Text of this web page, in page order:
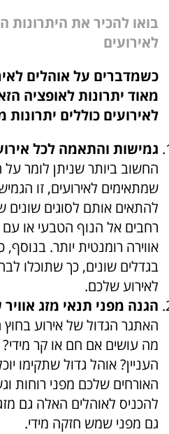
בואו להכיר את היתרונות
לאירועים
כשמדברים על אוהלים
מאוד יתרונות לאופציה
לאירועים כוללים יתרונות
גמישות והתאמה לכל
החשוב ביותר שניתן לומר על
שמתאימים לאירועים, זו
להתאים אותם לסוגים שונים
רחבים אל הנוף הטבעי או עם
אווירה רומנטית יותר.
בגדלים שונים, כך שתוכלו
לאירוע שלכם.
הגנה מפני תנאי מזג אוויר
האתגר הגדול של אירוע
מה עושים אם חם או קר
העניין? אוהל גדול שתקימו
האורחים שלכם מפני רוחות
להכניס לאוהלים האלה גם
גם מפני שמש חזקה מידי.